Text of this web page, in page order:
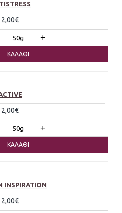
2,00€
50g +
ΚΑΛΆΘΙ
2,00€
50g +
ΚΑΛΆΘΙ
INSPIRATION
2,00€